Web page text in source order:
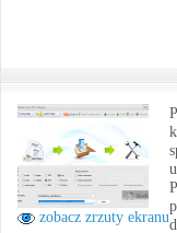
zobacz zrzuty ekranu